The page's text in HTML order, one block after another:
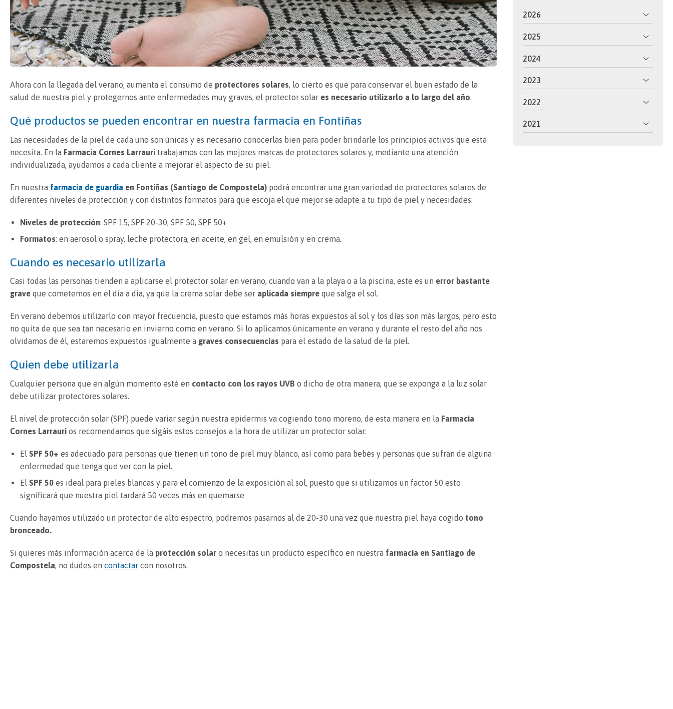
Ahora con la llegada del verano, aumenta el consumo de protectores solares, lo cierto es que para conservar el buen estado de la
salud de nuestra piel y protegernos ante enfermedades muy graves, el protector solar es necesario utilizarlo a lo largo del año.
Qué productos se pueden encontrar en nuestra farmacia en Fontiñas
Las necesidades de la piel de cada uno son únicas y es necesario conocerlas bien para poder brindarle los principios activos que esta
necesita. En la Farmacia Cornes Larrauri trabajamos con las mejores marcas de protectores solares y, mediante una atención
individualizada, ayudamos a cada cliente a mejorar el aspecto de su piel.
En nuestra farmacia de guardia en Fontiñas (Santiago de Compostela) podrá encontrar una gran variedad de protectores solares de
diferentes niveles de protección y con distintos formatos para que escoja el que mejor se adapte a tu tipo de piel y necesidades:
Niveles de protección: SPF 15, SPF 20-30, SPF 50, SPF 50+
Formatos: en aerosol o spray, leche protectora, en aceite, en gel, en emulsión y en crema.
Cuando es necesario utilizarla
Casi todas las personas tienden a aplicarse el protector solar en verano, cuando van a la playa o a la piscina, este es un error bastante
grave que cometemos en el día a día, ya que la crema solar debe ser aplicada siempre que salga el sol.
En verano debemos utilizarlo con mayor frecuencia, puesto que estamos más horas expuestos al sol y los días son más largos, pero esto
no quita de que sea tan necesario en invierno como en verano. Si lo aplicamos únicamente en verano y durante el resto del año nos
olvidamos de él, estaremos expuestos igualmente a graves consecuencias para el estado de la salud de la piel.
Quien debe utilizarla
Cualquier persona que en algún momento esté en contacto con los rayos UVB o dicho de otra manera, que se exponga a la luz solar
debe utilizar protectores solares.
El nivel de protección solar (SPF) puede variar según nuestra epidermis va cogiendo tono moreno, de esta manera en la Farmacia
Cornes Larrauri os recomendamos que sigáis estos consejos a la hora de utilizar un protector solar:
El SPF 50+ es adecuado para personas que tienen un tono de piel muy blanco, así como para bebés y personas que sufran de alguna
enfermedad que tenga que ver con la piel.
El SPF 50 es ideal para pieles blancas y para el comienzo de la exposición al sol, puesto que si utilizamos un factor 50 esto
significará que nuestra piel tardará 50 veces más en quemarse
Cuando hayamos utilizado un protector de alto espectro, podremos pasarnos al de 20-30 una vez que nuestra piel haya cogido tono
bronceado.
Si quieres más información acerca de la protección solar o necesitas un producto específico en nuestra farmacia en Santiago de
Compostela , no dudes en contactar con nosotros.
2026
2025
2024
2023
2022
2021